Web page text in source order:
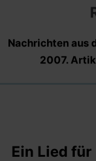
Nachrichten aus
2007.
Ein Lied